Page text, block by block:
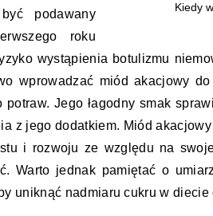
Kiedy
podawany
roku
wystąpienia botulizmu
wprowadzać miód akacjowy
potraw. Jego łagodny smak
z jego dodatkiem. Miód
i rozwoju ze względu na
Warto jednak pamiętać o
uniknąć nadmiaru cukru w diecie